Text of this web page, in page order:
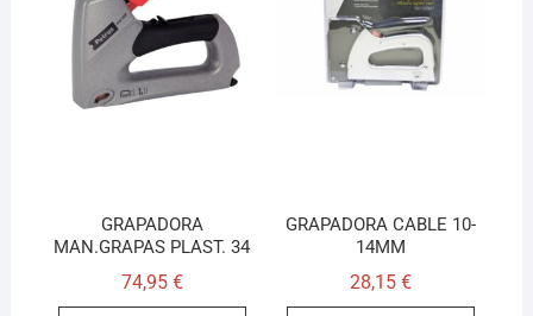
GRAPADORA
MAN.GRAPAS PLAST. 34
74,95 €
GRAPADORA CABLE 10-
14MM
28,15€